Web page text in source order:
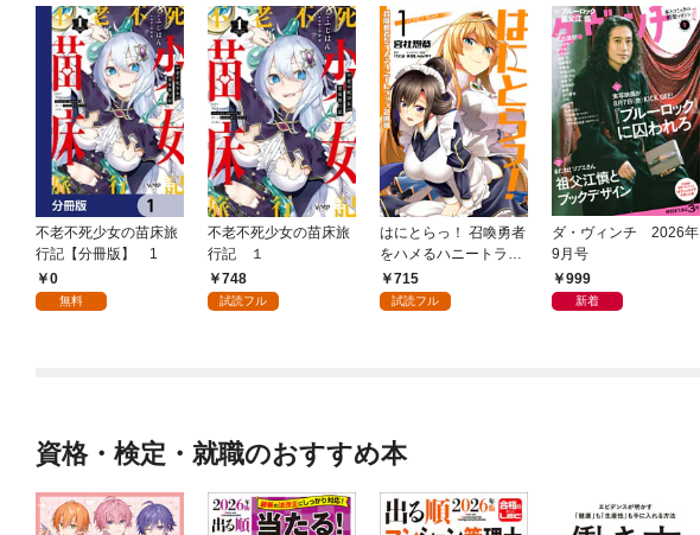
不老不死少女の苗床旅
行記【分冊版】 1
0
無料
不老不死少女の苗床旅
行記 １
748
試読フル
はにとらっ！ 召喚勇者
をハメるハニートラッ
プ包囲網 1
715
試読フル
ダ・ヴィンチ 2026年
9月号
999
新着
資格・検定・就職のおすすめ本